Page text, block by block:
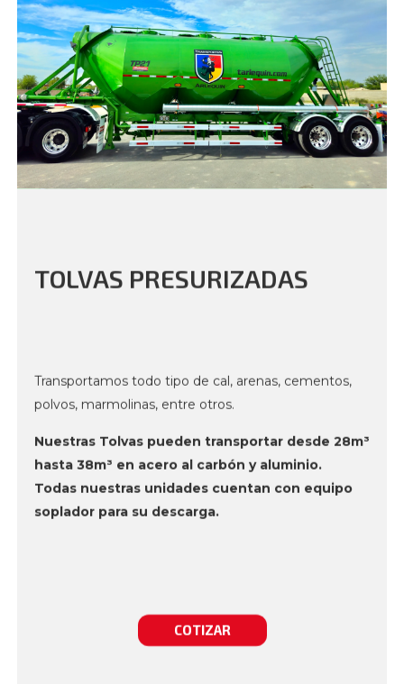
TOLVAS PRESURIZADAS
Transportamos todo tipo de cal, arenas, cementos,
polvos, marmolinas, entre otros.
Nuestras Tolvas pueden transportar desde 28m³
hasta 38m³ en acero al carbón y aluminio.
Todas nuestras unidades cuentan con equipo
soplador para su descarga.
COTIZAR